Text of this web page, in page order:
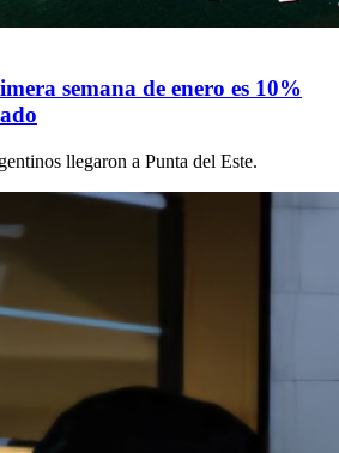
semana de enero es 10%
llegaron a Punta del Este.